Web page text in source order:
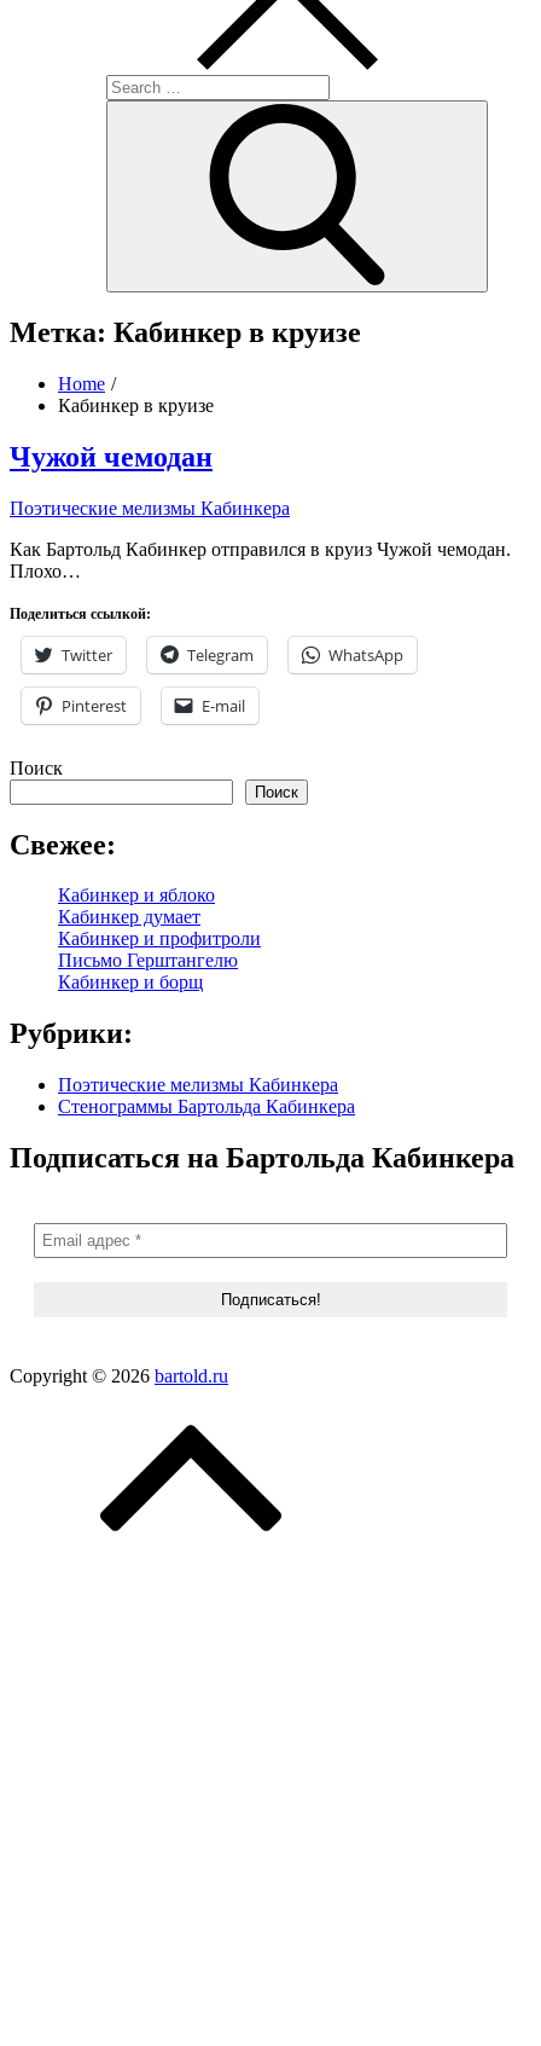
Search
for:
Метка: Кабинкер в круизе
Home
Кабинкер в круизе
Чужой чемодан
Поэтические мелизмы Кабинкера
Как Бартольд Кабинкер отправился в круиз Чужой чемодан.
Плохо…
Поделиться ссылкой:
Twitter Telegram WhatsApp
Pinterest E-mail
Поиск
Поиск
Свежее:
Кабинкер и яблоко
Кабинкер думает
Кабинкер и профитроли
Письмо Герштангелю
Кабинкер и борщ
Рубрики:
Поэтические мелизмы Кабинкера
Стенограммы Бартольда Кабинкера
Подписаться на Бартольда Кабинкера
Copyright © 2026 bartold.ru